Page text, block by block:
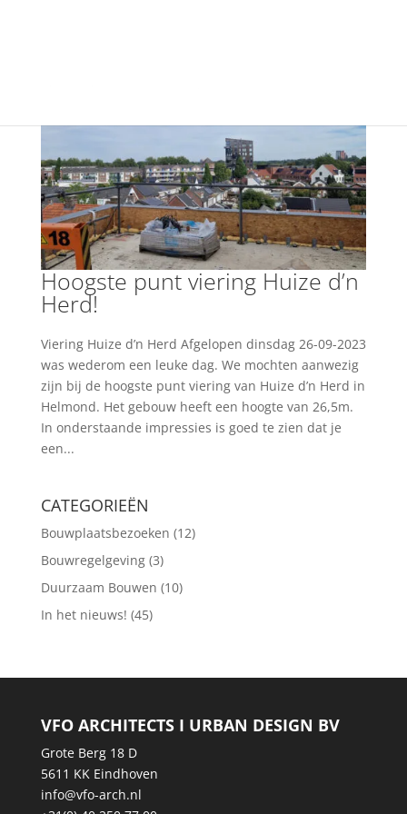
Hoogste punt viering Huize d’n
Herd!
Viering Huize d’n Herd Afgelopen dinsdag 26-09-2023
was wederom een leuke dag. We mochten aanwezig
zijn bij de hoogste punt viering van Huize d’n Herd in
Helmond. Het gebouw heeft een hoogte van 26,5m.
In onderstaande impressies is goed te zien dat je
een...
CATEGORIEËN
Bouwplaatsbezoeken (12)
Bouwregelgeving(3)
Duurzaam Bouwen (10)
In het nieuws! (45)
VFO ARCHITECTS I URBAN DESIGN BV
Grote Berg 18 D
5611 KK Eindhoven
info@vfo-arch.nl